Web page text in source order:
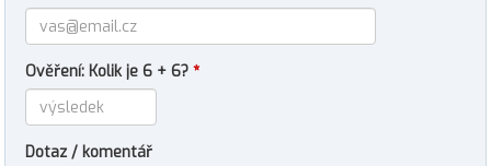
Ověření: Kolik je 6 + 6? *
Dotaz / komentář